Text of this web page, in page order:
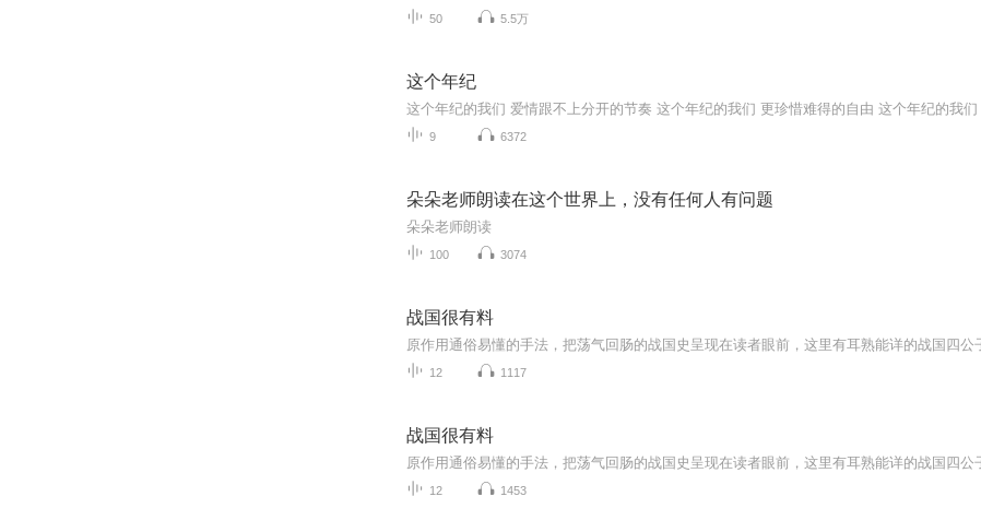
50 5.5万
这个年纪
9 6372
朵朵老师朗读在这个世界上，没有任何人有问题
朵朵老师朗读
100 3074
战国很有料
12 1117
战国很有料
12 1453